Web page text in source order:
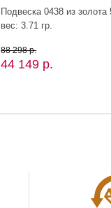
Подвеска 0438 из золота
вес: 3.71 гр.
88 298 р.
44 149 р.